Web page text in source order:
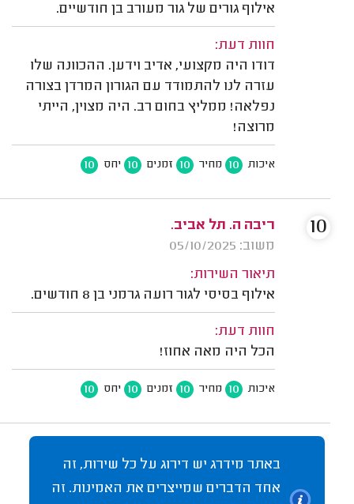
אילוף גורים של גור מעורב בן חודשיים.
חוות דעת:
דודו היה מקצועי, אדיב וידען. ההכוונה שלו
עזרה לנו להתמודד עם הגורון המרדן בצורה
נפלאה! ממליץ בחום רב. היה מצוין, הייתי
מרוצה!
איכות 10 מחיר 10 זמנים 10 יחס 10
ריבה ה. תל אביב.
משוב: 05/10/2025
תיאור השירות:
אילוף בסיסי לגור רועה גרמני בן 8 חודשים.
חוות דעת:
הכל היה מאה אחוז!
איכות 10 מחיר 10 זמנים 10 יחס 10
10
באתר מידרג יש דירוג על כל שירות, זה
אחד הדברים שמייצרים את האמינות. זה